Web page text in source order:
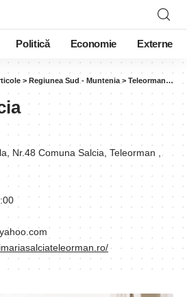
Politică Economie Externe
> Regiunea Sud - Muntenia > Teleorman>
Nr.48 Comuna Salcia, Teleorman ,